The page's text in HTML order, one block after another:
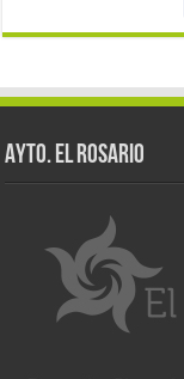
AYTO. EL ROSARIO